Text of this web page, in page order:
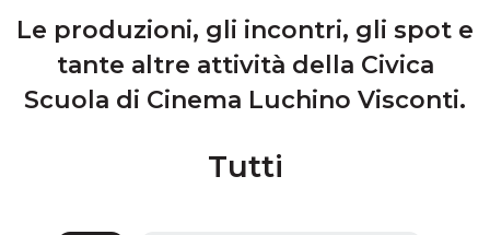
Le produzioni, gli incontri, gli spot e
tante altre attività della Civica
Scuola di Cinema Luchino Visconti.
Tutti